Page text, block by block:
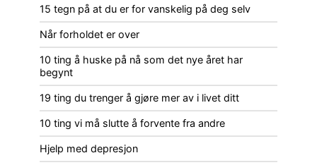
15 tegn på at du er for vanskelig på deg selv
Når forholdet er over
10 ting å huske på nå som det nye året har
begynt
19 ting du trenger å gjøre mer av i livet ditt
10 ting vi må slutte å forvente fra andre
Hjelp med depresjon